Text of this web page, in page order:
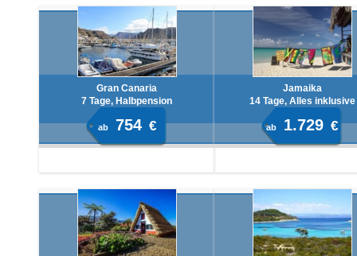
Gran Canaria
7 Tage, Halbpension
ab 754 €
Jamaika
14 Tage, Alles inklusive
ab 1.729 €